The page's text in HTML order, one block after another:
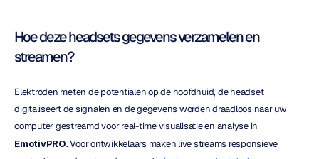
Hoe deze headsets gegevens verzamelen en
streamen?
Elektroden meten de potentialen op de hoofdhuid, de headset
digitaliseert de signalen en de gegevens worden draadloos naar uw
EmotivPRO. Voor ontwikkelaars maken live streams responsieve